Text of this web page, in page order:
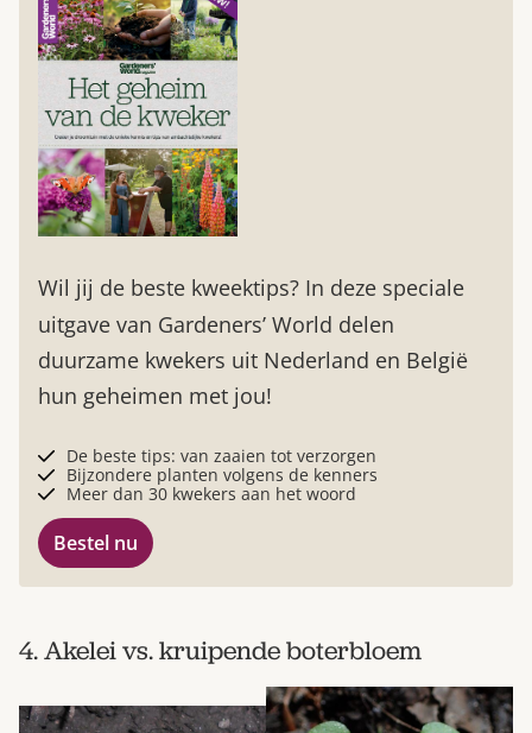
Wil jij de beste kweektips? In deze speciale
uitgave van Gardeners’ World delen
duurzame kwekers uit Nederland en België
hun geheimen met jou!
De beste tips: van zaaien tot verzorgen
Bijzondere planten volgens de kenners
Meer dan 30 kwekers aan het woord
Bestel nu
4. Akelei vs. kruipende boterbloem